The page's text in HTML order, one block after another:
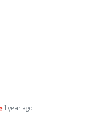
1 year ago